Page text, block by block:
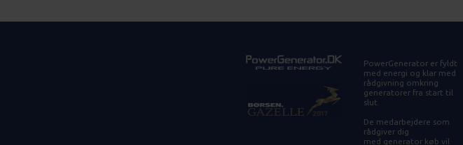
PowerGenerator er fyldt
med energi og klar med
rådgivning omkring
generatorer fra start til
slut.
De medarbejdere som
rådgiver dig
med generator køb vil